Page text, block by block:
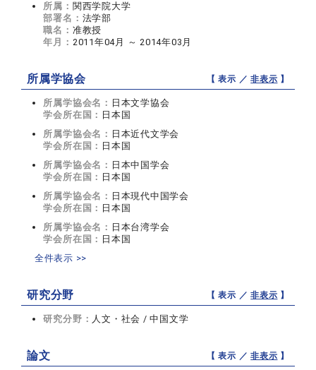
所属： 関西学院大学
部署名： 法学部
職名： 准教授
年月： 2011年04月 ～ 2014年03月
所属学協会 【 表示 ／非表示 】
所属学協会名： 日本文学協会
学会所在国： 日本国
所属学協会名： 日本近代文学会
学会所在国： 日本国
所属学協会名： 日本中国学会
学会所在国： 日本国
所属学協会名： 日本現代中国学会
学会所在国： 日本国
所属学協会名： 日本台湾学会
学会所在国： 日本国
全件表示 >>
研究分野 【 表示 ／非表示 】
研究分野： 人文・社会 / 中国文学
論文 【 表示 ／非表示 】